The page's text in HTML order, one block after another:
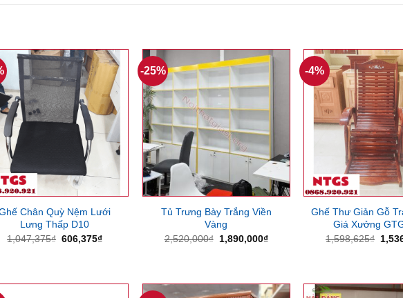
Chân Quỳ Nệm Lưới
Lưng Thấp D10
1,047,375₫ Giá
606,375₫Giá
-25%
Tủ Trưng Bày Trắng Viền
Vàng
2,520,000₫ Giá
1,890,000₫Giá
-4%
Ghế Thư Giản Gỗ
Giá Xưởng
1,598,625₫ Giá